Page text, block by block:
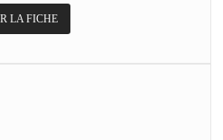
LA FICHE